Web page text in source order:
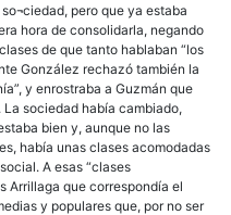
pero que ya estaba
hora de consolidarla, negando
de que tanto hablaban “los
González rechazó también la
y enrostraba a Guzmán que
sociedad había cambiado,
bien y, aunque no las
había unas clases acomodadas
A esas “clases
Arrillaga que correspondía el
y populares que, por no ser